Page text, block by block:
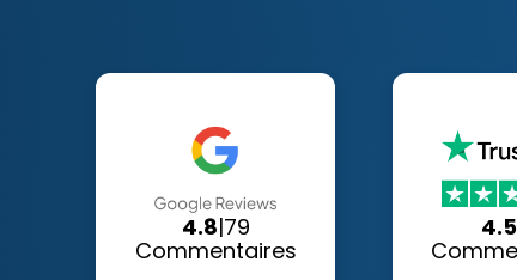
4.8|79
Commentaires
4.5